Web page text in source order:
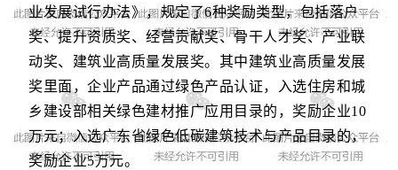
业发展试行办法》，规定了6种奖励类型，包括落户
奖、提升资质奖、经营贡献奖、骨干人才奖、产业联
动奖、建筑业高质量发展奖。其中建筑业高质量发展
奖里面，企业产品通过绿色产品认证，入选住房和城
乡建设部相关绿色建材推广应用目录的，奖励企业10
万元；入选广东省绿色低碳建筑技术与产品目录的，
奖励企业5万元。